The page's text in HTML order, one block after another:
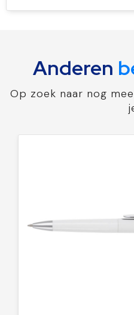
Anderen
Op zoek naar nog